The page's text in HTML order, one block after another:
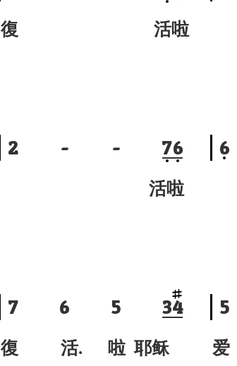
復 活啦
2 - - 76
活啦
6
7 6 5 34
復 活. 啦 耶稣
5